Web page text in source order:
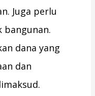
Juga perlu
bangunan.
dana yang
dan